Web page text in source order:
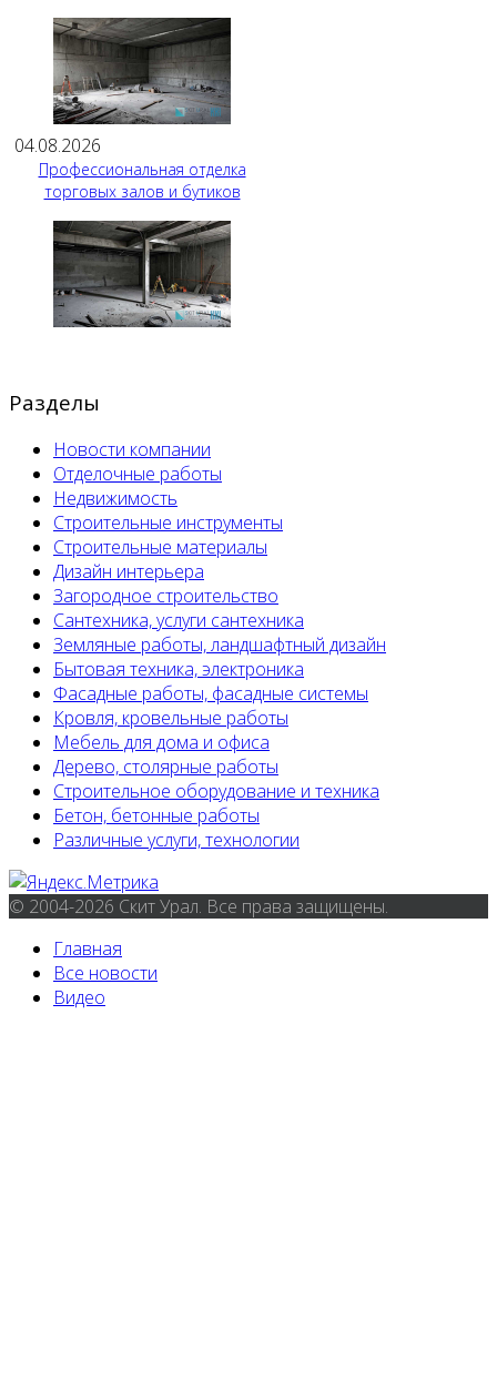
04.08.2026
Профессиональная отделка
торговых залов и бутиков
Разделы
Новости компании
Отделочные работы
Недвижимость
Строительные инструменты
Строительные материалы
Дизайн интерьера
Загородное строительство
Сантехника, услуги сантехника
Земляные работы, ландшафтный дизайн
Бытовая техника, электроника
Фасадные работы, фасадные системы
Кровля, кровельные работы
Мебель для дома и офиса
Дерево, столярные работы
Строительное оборудование и техника
Бетон, бетонные работы
Различные услуги, технологии
© 2004-2026 Скит Урал. Все права защищены.
Главная
Все новости
Видео